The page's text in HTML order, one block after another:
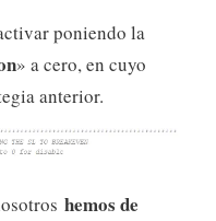
poniendo la
» a cero, en cuyo
anterior.
hemos de